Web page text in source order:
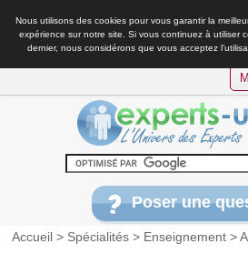
Nous utilisons des cookies pour vous garantir la
expérience sur notre site. Si vous continuez à utiliser
dernier, nous considérons que vous acceptez
Poser une
Accueil > Spécialités > Enseignement >